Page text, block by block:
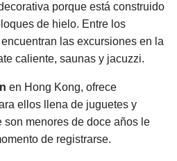
porque está construido
de hielo. Entre los
las excursiones en la
caliente, saunas y jacuzzi.
en Hong Kong, ofrece
ellos llena de juguetes y
son menores de doce años le
de registrarse.